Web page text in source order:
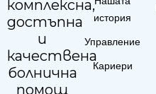
комплексна,
достъпна
и
качествена
болнична
помощ
история
Управление
Кариери